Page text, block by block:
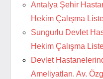
Antalya Şehir
Hekim Çalışma
Sungurlu Devlet
Hekim Çalışma
Devlet
Ameliyatları. Av.